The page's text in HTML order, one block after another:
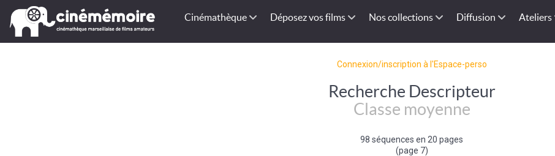
Cinémathèque Déposez vos films Nos collections Diffusion Ateliers
Connexion/inscription à l'Espace-perso
Recherche Descripteur
Classe moyenne
98 séquences en 20 pages
(page 7)